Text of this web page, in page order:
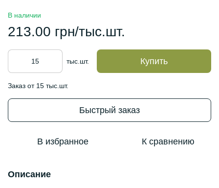
В наличии
213.00 грн/тыс.шт.
тыс.шт. Купить
Заказ от 15 тыс.шт.
Быстрый заказ
В избранное К сравнению
Описание